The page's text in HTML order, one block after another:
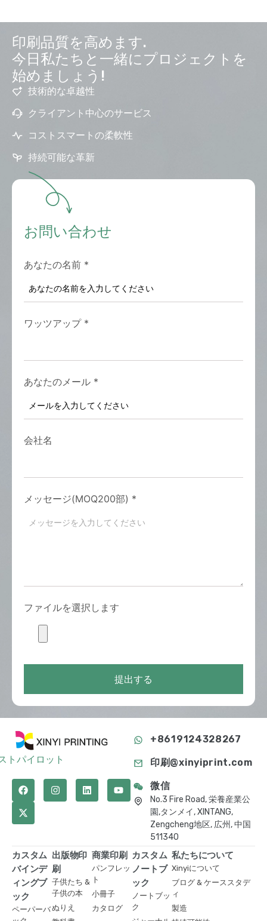
印刷品質を高めます.
今日私たちと一緒にプロジェクトを
始めましょう!
技術的な卓越性
クライアント中心のサービス
コストスマートの柔軟性
持続可能な革新
お問い合わせ
あなたの名前 *
ワッツアップ *
あなたのメール *
会社名
メッセージ(MOQ200部) *
ファイルを選択します
提出する
トパイロット
+8619124328267
印刷@xinyiprint.com
微信
No.3 Fire Road, 栄養産業公
園,タンメイ, XINTANG,
Zengcheng地区, 広州, 中国
511340
カスタム
バインデ
ィングブ
ック
ペーパーバ
出版物印
刷
子供たち &
子供の本
ぬりえ
商業印刷
パンフレッ
ト
小冊子
カタログ
カスタム
ノートブ
ック
ノートブッ
ク
私たちについて
Xinyiについて
ブログ & ケーススタデ
ィ
製造